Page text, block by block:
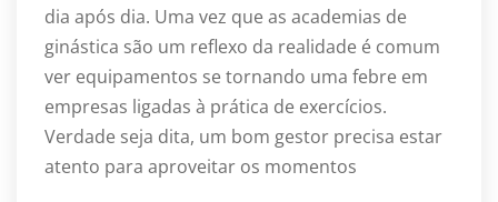
dia após dia. Uma vez que as academias de
ginástica são um reflexo da realidade é comum
ver equipamentos se tornando uma febre em
empresas ligadas à prática de exercícios.
Verdade seja dita, um bom gestor precisa estar
atento para aproveitar os momentos